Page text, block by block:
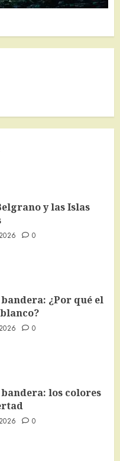
y las Islas
0
¿Por qué el
0
los colores
0